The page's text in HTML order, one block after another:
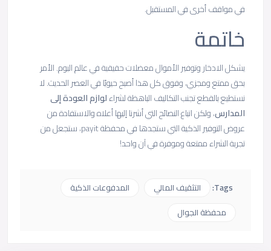
في مواقف أخرى في المستقبل.
خاتمة
يشكل الادخار وتوفير الأموال معضلات حقيقية في عالم اليوم. الأمر
بحق ممتع ومجزي، وفوق كل هذا أصبح حيويًا في العصر الحديث. لا
نستطيع بالقطع تجنب التكاليف الباهظة لشراءلوازم العودة إلى
المدارس، ولكن اتباع النصائح التي أشرنا إليها أعلاه والاستفادة من
عروض التوفير الذكية التي ستجدها في محفظة payit، ستجعل من
تجربة الشراء ممتعة وموفرة في آن واحد!
Tags: التثقيف المالي
المدفوعات الذكية
محفظة الجوال